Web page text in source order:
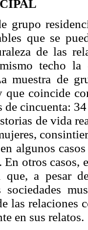
grupo
que se
de las
techo
muestra de
coincide
de cincuenta:
de vida
algunos
otros casos,
que, a pesar
las relaciones
en sus relatos.